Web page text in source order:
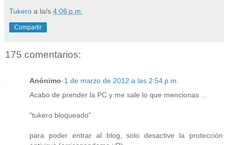
Tukero a la/s 4:06 p.m.
Compartir
175 comentarios:
Anónimo 1 de marzo de 2012 a las 2:54 p.m.
Acabo de prender la PC y me sale lo que mencionas ...
"tukero bloqueado"
para poder entrar al blog, solo desactive la protección